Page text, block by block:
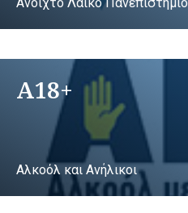
A18+
Αλκοόλ και Ανήλικοι